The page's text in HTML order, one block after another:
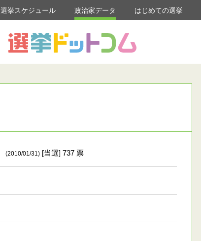
選挙スケジュール 政治家データ はじめての選挙
(2010/01/31)[当選] 737 票